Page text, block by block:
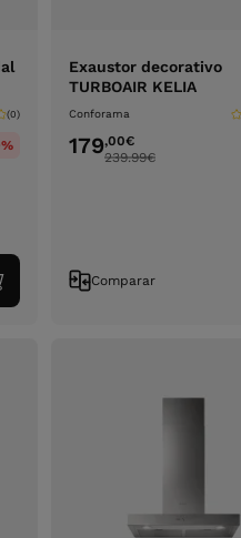
(0)
Exaustor decorativo
TURBOAIR KELIA
Conforama
179,00€
239.99€
Comparar